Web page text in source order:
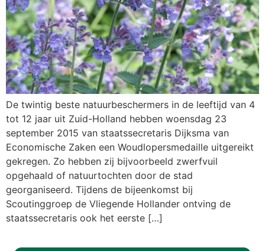
De twintig beste natuurbeschermers in de leeftijd van 4
tot 12 jaar uit Zuid-Holland hebben woensdag 23
september 2015 van staatssecretaris Dijksma van
Economische Zaken een Woudlopersmedaille uitgereikt
gekregen. Zo hebben zij bijvoorbeeld zwerfvuil
opgehaald of natuurtochten door de stad
georganiseerd. Tijdens de bijeenkomst bij
Scoutinggroep de Vliegende Hollander ontving de
staatssecretaris ook het eerste […]